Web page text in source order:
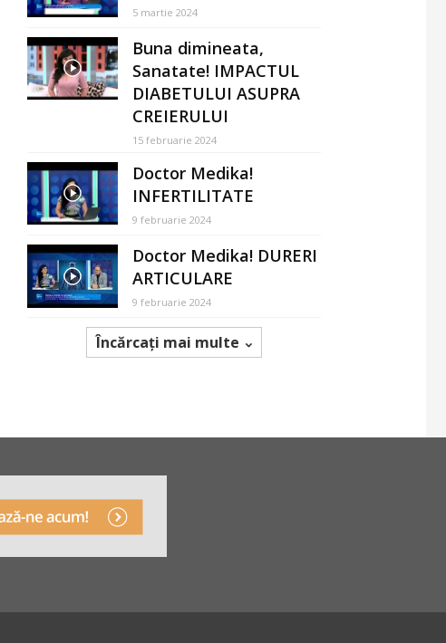
5 martie 2024
Buna dimineata,
Sanatate! IMPACTUL
DIABETULUI ASUPRA
CREIERULUI
15 februarie 2024
Doctor Medika!
INFERTILITATE
9 februarie 2024
Doctor Medika! DURERI
ARTICULARE
9 februarie 2024
Încărcați mai multe